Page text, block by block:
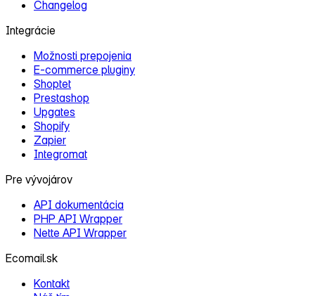
Changelog
Integrácie
Možnosti prepojenia
E‑commerce pluginy
Shoptet
Prestashop
Upgates
Shopify
Zapier
Integromat
Pre vývojárov
API dokumentácia
PHP API Wrapper
Nette API Wrapper
Ecomail.sk
Kontakt